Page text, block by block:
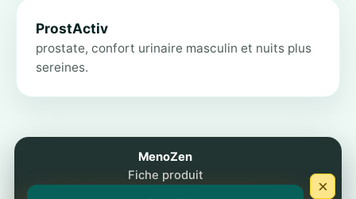
ProstActiv
prostate, confort urinaire masculin et nuits plus
sereines.
MenoZen
Fiche produit
×
Ce site éditorial reste indépendant et ne remplace aucune